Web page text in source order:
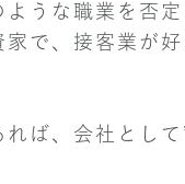
ような職業を否
家で、接客業が
れば、会社とし